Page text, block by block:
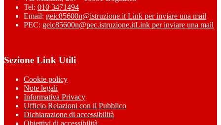
Tel: 010 3471494
Email: geic85600n@istruzione.it Link per inviare una mail
PEC: geic85600n@pec.istruzione.itLink per inviare una mail
Sezione Link Utili
Cookie policy
Note legali
Informativa Privacy
Ufficio Relazioni con il Pubblico
Dichiarazione di accessibilità
Obiettivi di accessibilità